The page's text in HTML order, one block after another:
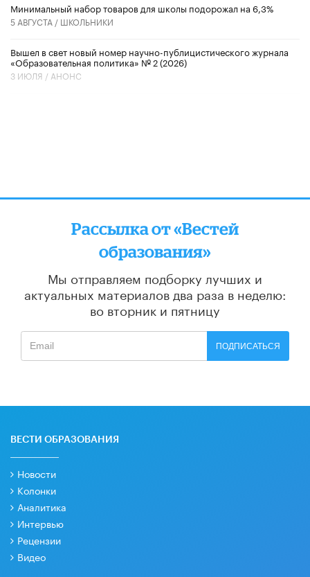
Минимальный набор товаров для школы подорожал на 6,3%
5 АВГУСТА / ШКОЛЬНИКИ
Вышел в свет новый номер научно-публицистического журнала
«Образовательная политика» № 2 (2026)
3 ИЮЛЯ / АНОНС
Рассылка от «Вестей
образования»
Мы отправляем подборку лучших и
актуальных материалов два раза в неделю:
во вторник и пятницу
ПОДПИСАТЬСЯ
ВЕСТИ ОБРАЗОВАНИЯ
Новости
Колонки
Аналитика
Интервью
Рецензии
Видео